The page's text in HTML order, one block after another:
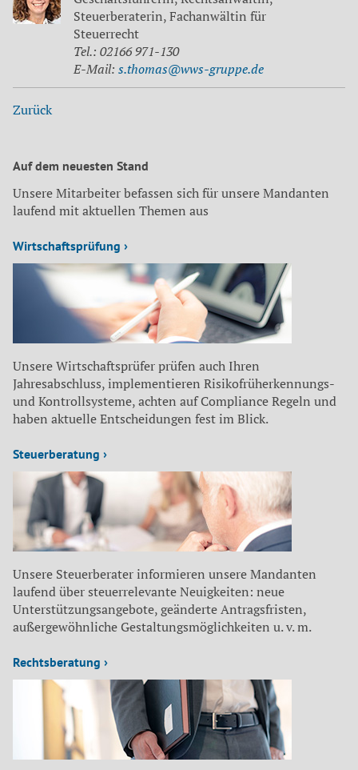
Steuerberaterin, Fachanwältin für
Steuerrecht
Tel.: 02166 971-130
E-Mail: s.thomas@wws-gruppe.de
Zurück
Auf dem neuesten Stand
Unsere Mitarbeiter befassen sich für unsere Mandanten
laufend mit aktuellen Themen aus
Wirtschaftsprüfung ›
Unsere Wirtschaftsprüfer prüfen auch Ihren
Jahresabschluss, implementieren Risikofrüherkennungs-
und Kontrollsysteme, achten auf Compliance Regeln und
haben aktuelle Entscheidungen fest im Blick.
Steuerberatung ›
Unsere Steuerberater informieren unsere Mandanten
laufend über steuerrelevante Neuigkeiten: neue
Unterstützungsangebote, geänderte Antragsfristen,
außergewöhnliche Gestaltungsmöglichkeiten u. v. m.
Rechtsberatung ›